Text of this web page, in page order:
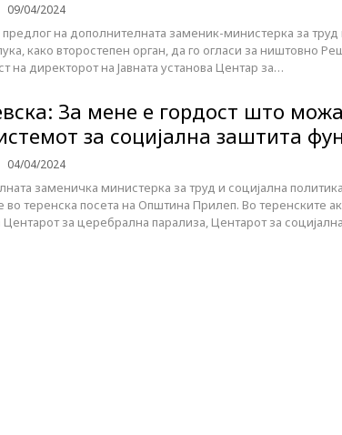
09/04/2024
предлог на дополнителната заменик-министерка за труд
како второстепен орган, да го огласи за ништовно
на директорот на Јавната установа Центар за…
За мене е гордост што
за социјална заштита
04/04/2024
заменичка министерка за труд и социјална
теренска посета на Општина Прилеп. Во теренските
Центарот за церебрална парализа, Центарот за